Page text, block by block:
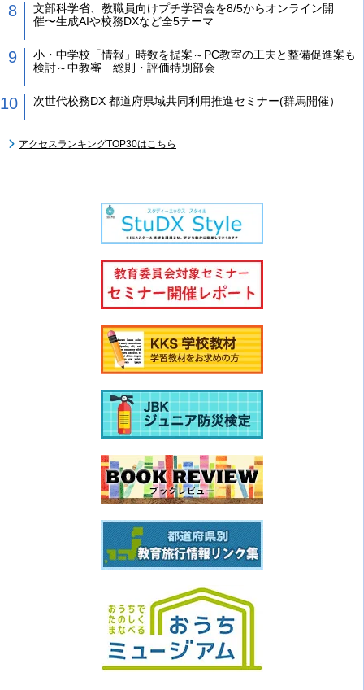
文部科学省、教職員向けプチ学習会を8/5からオンライン開
催〜生成AIや校務DXなど全5テーマ
小・中学校「情報」時数を提案～PC教室の工夫と整備促進案も
検討～中教審 総則・評価特別部会
次世代校務DX 都道府県域共同利用推進セミナー(群馬開催）
アクセスランキングTOP30はこちら